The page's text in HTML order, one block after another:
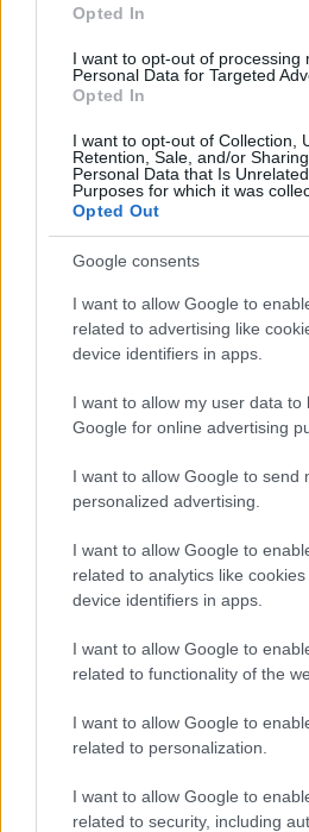
Opted In
I want to opt-out of processing
Personal Data for Targeted
Opted In
I want to opt-out of Collection,
Retention, Sale, and/or
Personal Data that Is
Purposes for which it was
Opted Out
Google consents
I want to allow Google to
related to advertising like
device identifiers in apps.
I want to allow my user data to
Google for online advertising
I want to allow Google to send
personalized advertising.
I want to allow Google to
related to analytics like
device identifiers in apps.
I want to allow Google to
related to functionality of the
I want to allow Google to
related to personalization.
I want to allow Google to
related to security, including
insa, sa ai grija sa nu aplici
pentru ca altfel pielea ta va
si imbatranit.
7. Nu folosi pudra.Pudra
sa arati ciudat in poze.
acest produs, in fata unul
ajunge sa arati departe de
8. Nu folosi produse cu
aparea ciudat in poze este
produse cu sclipici. Alege
vei obtine, astfel, si un look
9. Nu uita sa iti definesti
iti pot schimba total
atentia cuvenita. Investeste
calitate pentru aranjarea lor
o forma si o culoarea cat mai
10. Alege mascara rezistent
plange in ziua nuntii, iar daca
regrete, atunci alege un
plus, daca ai nunta vara, nu
machiajul.